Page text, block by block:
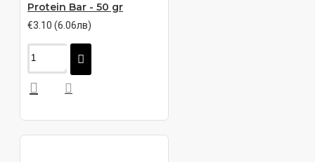
Protein Bar - 50 gr
€3.10 (6.06лв)